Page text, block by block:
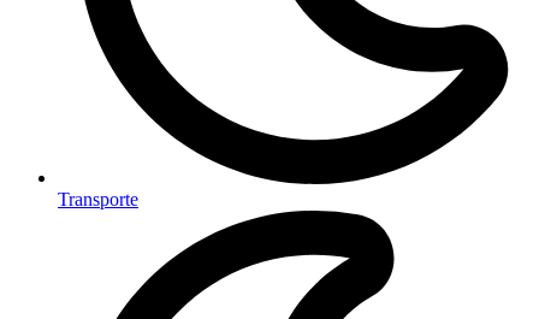
Transporte